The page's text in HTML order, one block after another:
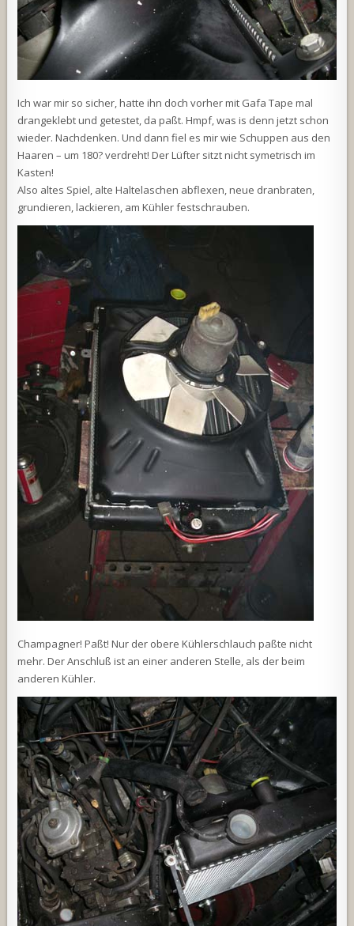
Ich war mir so sicher, hatte ihn doch vorher mit Gafa Tape mal
drangeklebt und getestet, da paßt. Hmpf, was is denn jetzt schon
wieder. Nachdenken. Und dann fiel es mir wie Schuppen aus den
Haaren – um 180? verdreht! Der Lüfter sitzt nicht symetrisch im
Kasten!
Also altes Spiel, alte Haltelaschen abflexen, neue dranbraten,
grundieren, lackieren, am Kühler festschrauben.
Champagner! Paßt! Nur der obere Kühlerschlauch paßte nicht
mehr. Der Anschluß ist an einer anderen Stelle, als der beim
anderen Kühler.